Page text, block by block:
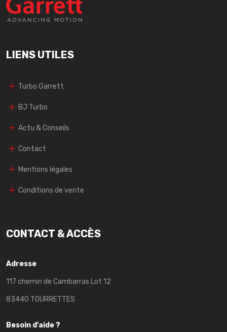
LIENS UTILES
Turbo Garrett
BJ Turbo
Actu & Conseils
Contact
Mentions légales
Conditions de vente
CONTACT & ACCÈS
Adresse
117 chemin de Cambarras Lot 12
83440 TOURRETTES
Besoin d'aide ?